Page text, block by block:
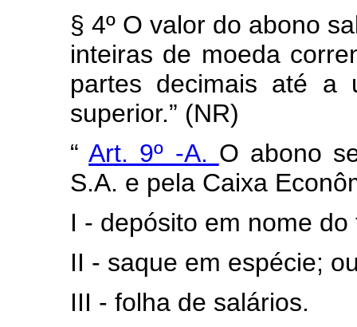
§ 4º O valor do abono
inteiras de moeda
partes decimais até a
superior.” (NR)
“Art. 9º -A. O abono
S.A. e pela Caixa
I - depósito em nome
II - saque em espécie;
III - folha de salários.